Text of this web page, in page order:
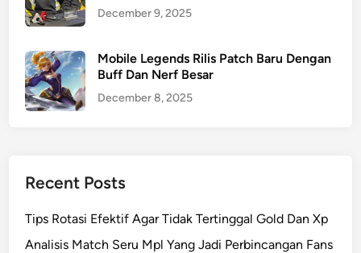
December 9, 2025
Mobile Legends Rilis Patch Baru Dengan
Buff Dan Nerf Besar
December 8, 2025
Recent Posts
Tips Rotasi Efektif Agar Tidak Tertinggal Gold Dan Xp
Analisis Match Seru Mpl Yang Jadi Perbincangan Fans